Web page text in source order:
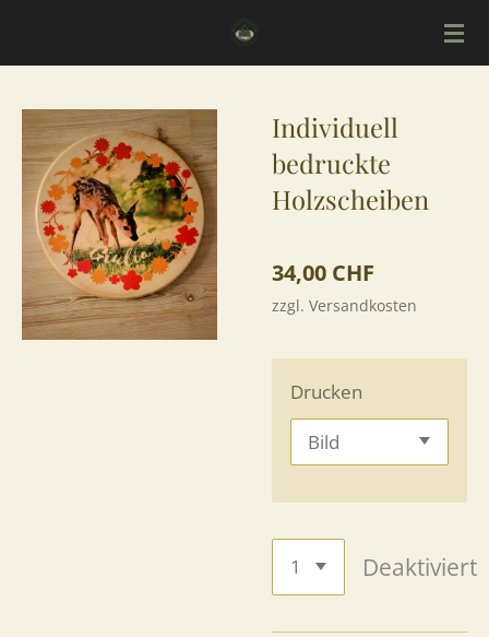
Individuell
bedruckte
Holzscheiben
34,00 CHF
zzgl. Versandkosten
Drucken
Deaktiviert